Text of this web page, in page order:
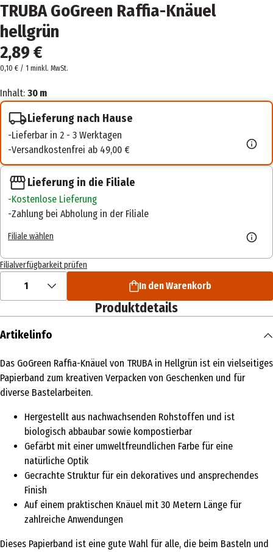
TRUBA GoGreen Raffia-Knäuel
hellgrün
2,89 €
0,10 € / 1 minkl. MwSt.
Inhalt: 30 m
Lieferung nach Hause
Lieferbar in 2 - 3 Werktagen
Versandkostenfrei ab 49,00 €
Lieferung in die Filiale
Kostenlose Lieferung
Zahlung bei Abholung in der Filiale
Filiale wählen
Filialverfügbarkeit prüfen
1 In den Warenkorb
Produktdetails
Artikelinfo
Das GoGreen Raffia-Knäuel von TRUBA in Hellgrün ist ein vielseitiges
Papierband zum kreativen Verpacken von Geschenken und für
diverse Bastelarbeiten.
Hergestellt aus nachwachsenden Rohstoffen und ist
biologisch abbaubar sowie kompostierbar
Gefärbt mit einer umweltfreundlichen Farbe für eine
natürliche Optik
Gecrachte Struktur für ein dekoratives und ansprechendes
Finish
Auf einem praktischen Knäuel mit 30 Metern Länge für
zahlreiche Anwendungen
Dieses Papierband ist eine gute Wahl für alle, die beim Basteln und